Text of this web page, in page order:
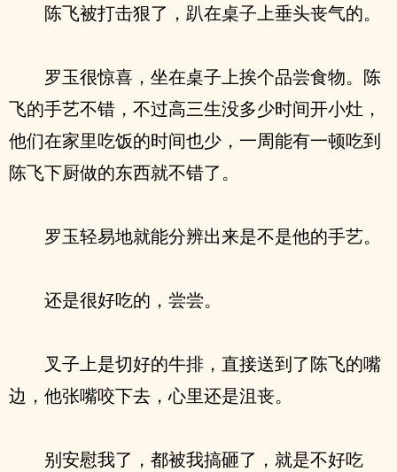
陈飞被打击狠了，趴在桌子上垂头丧气的。
罗玉很惊喜，坐在桌子上挨个品尝食物。陈
飞的手艺不错，不过高三生没多少时间开小灶，
他们在家里吃饭的时间也少，一周能有一顿吃到
陈飞下厨做的东西就不错了。
罗玉轻易地就能分辨出来是不是他的手艺。
还是很好吃的，尝尝。
叉子上是切好的牛排，直接送到了陈飞的嘴
边，他张嘴咬下去，心里还是沮丧。
别安慰我了，都被我搞砸了，就是不好吃